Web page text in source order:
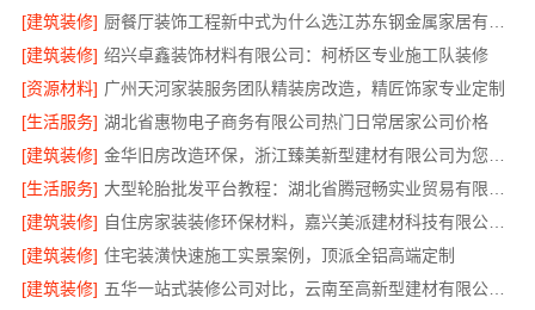
[建筑装修]
[建筑装修] 绍兴卓鑫装饰材料有限公司：柯桥区专业施工队装修
[资源材料] 广州天河家装服务团队精装房改造，精匠饰家专业定制
[生活服务] 湖北省惠物电子商务有限公司热门日常居家公司价格
[建筑装修]
[生活服务]
[建筑装修]
自住房家装装修环保材料，嘉兴美派建材科技有限公司一线品牌正品保障
[建筑装修] 住宅装潢快速施工实景案例，顶派全铝高端定制
[建筑装修]
五华一站式装修公司对比，云南至高新型建材有限公司领先